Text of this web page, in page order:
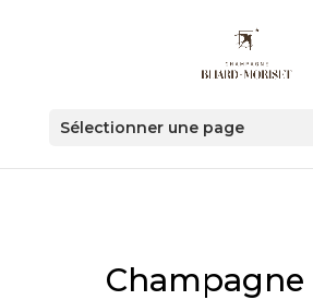
Sélectionner une page